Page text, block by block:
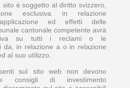
sito è soggetto al diritto svizzero,
esclusiva in relazione
applicazione ed effetti delle
cantonale competente avrà
su tutti i reclami o le
da, in relazione a o in relazione
al suo utilizzo.
sul sito web non devono
consigli di investimento